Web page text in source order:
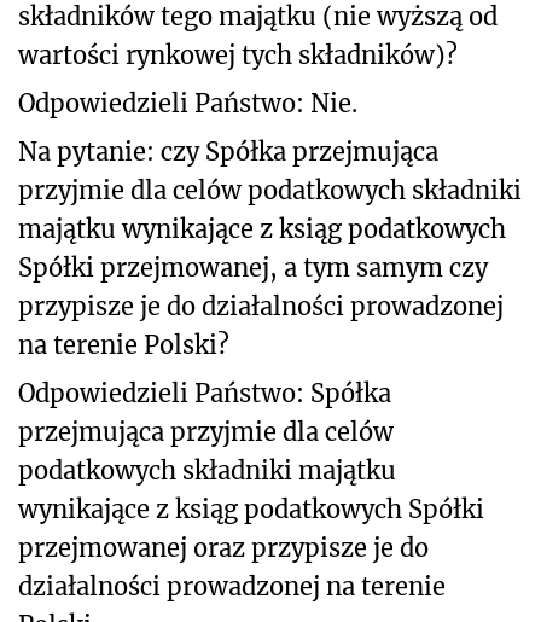
składników tego majątku (nie wyższą od
wartości rynkowej tych składników)?
Odpowiedzieli Państwo: Nie.
Na pytanie: czy Spółka przejmująca
przyjmie dla celów podatkowych składniki
majątku wynikające z ksiąg podatkowych
Spółki przejmowanej, a tym samym czy
przypisze je do działalności prowadzonej
na terenie Polski?
Odpowiedzieli Państwo: Spółka
przejmująca przyjmie dla celów
podatkowych składniki majątku
wynikające z ksiąg podatkowych Spółki
przejmowanej oraz przypisze je do
działalności prowadzonej na terenie